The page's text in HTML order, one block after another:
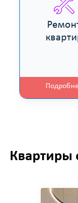
Квартиры